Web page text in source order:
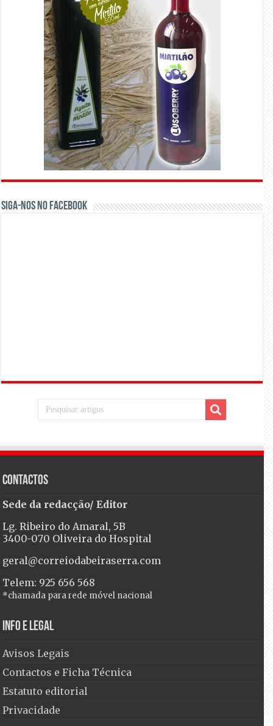
Siga-nos no Facebook
Contactos
Sede da redacção/ Editor
Lg. Ribeiro do Amaral, 5B
3400-070 Oliveira do Hospital
geral@correiodabeiraserra.com
Telem: 925 656 568
*chamada para rede móvel nacional
Info e Legal
Avisos Legais
Contactos e Ficha Técnica
Estatuto editorial
Privacidade